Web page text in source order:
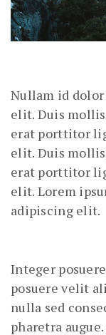
Nullam id
elit. Duis
erat porttitor
elit. Duis
erat porttitor
elit. Lorem
adipiscing elit.
Integer
posuere velit
nulla sed
pharetra